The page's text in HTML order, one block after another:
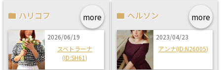
more
ハリコフ
2026/06/19
スベトラーナ
(ID:SH61)
more
ヘルソン
2023/04/23
アンナ(ID:N26005)